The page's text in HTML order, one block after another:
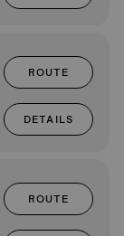
ROUTE
DETAILS
ROUTE